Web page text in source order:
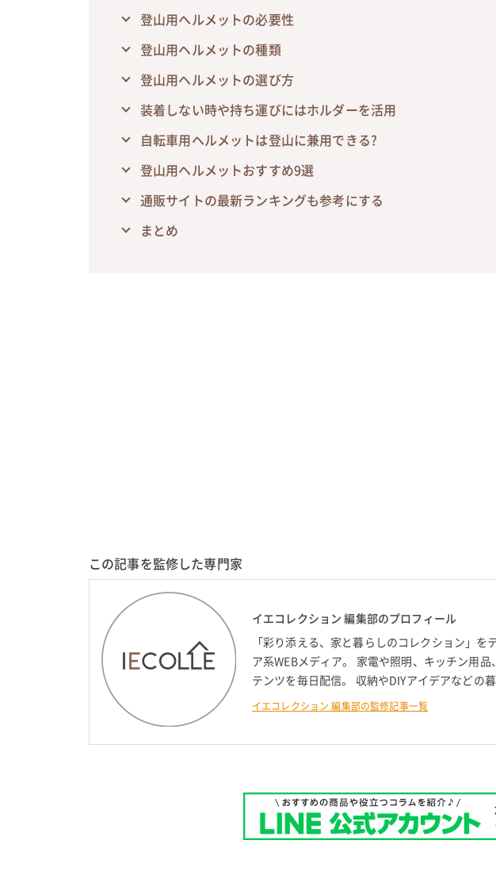
登山用ヘルメットの必要性
登山用ヘルメットの種類
登山用ヘルメットの選び方
装着しない時や持ち運びにはホルダーを活用
自転車用ヘルメットは登山に兼用できる?
登山用ヘルメットおすすめ9選
通販サイトの最新ランキングも参考にする
まとめ
この記事を監修した専門家
イエコレクション 編集部のプロフィール
「彩り添える、家と暮らしのコレクション」
ア系WEBメディア。 家電や照明、キッチン用
テンツを毎日配信。 収納やDIYアイデアなどの
イエコレクション 編集部の監修記事一覧